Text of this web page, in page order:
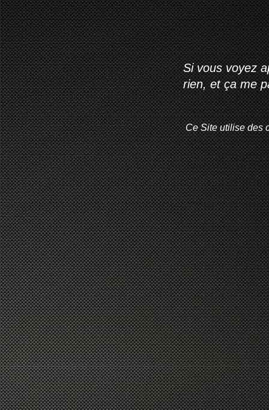
Si vous voyez
rien, et ça me
Ce Site utilise des